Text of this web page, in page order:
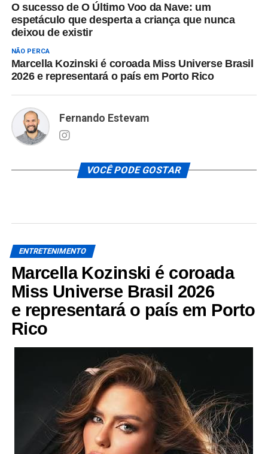
O sucesso de O Último Voo da Nave: um
espetáculo que desperta a criança que nunca
deixou de existir
NÃO PERCA
Marcella Kozinski é coroada Miss Universe Brasil
2026 e representará o país em Porto Rico
Fernando Estevam
VOCÊ PODE GOSTAR
ENTRETENIMENTO
Marcella Kozinski é coroada
Miss Universe Brasil 2026
e representará o país em Porto
Rico